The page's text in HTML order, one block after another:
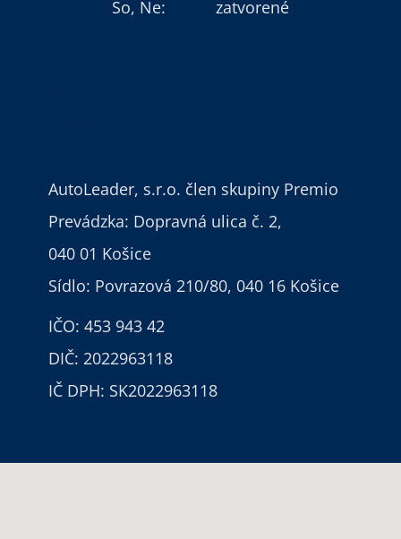
AutoLeader, s.r.o. člen skupiny Premio
Prevádzka: Dopravná ulica č. 2,
040 01 Košice
Sídlo: Povrazová 210/80, 040 16 Košice
IČO: 453 943 42
DIČ: 2022963118
IČ DPH: SK2022963118
So, Ne: zatvorené